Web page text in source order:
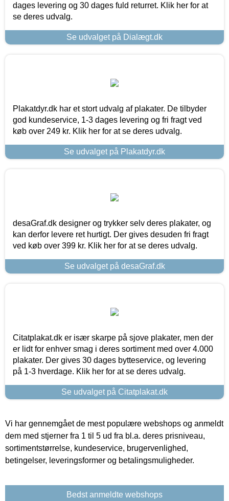
dages levering og 30 dages fuld returret. Klik her for at
se deres udvalg.
Se udvalget på Dialægt.dk
Plakatdyr.dk har et stort udvalg af plakater. De tilbyder
god kundeservice, 1-3 dages levering og fri fragt ved
køb over 249 kr. Klik her for at se deres udvalg.
Se udvalget på Plakatdyr.dk
desaGraf.dk designer og trykker selv deres plakater, og
kan derfor levere ret hurtigt. Der gives desuden fri fragt
ved køb over 399 kr. Klik her for at se deres udvalg.
Se udvalget på desaGraf.dk
Citatplakat.dk er især skarpe på sjove plakater, men der
er lidt for enhver smag i deres sortiment med over 4.000
plakater. Der gives 30 dages bytteservice, og levering
på 1-3 hverdage. Klik her for at se deres udvalg.
Se udvalget på Citatplakat.dk
Vi har gennemgået de mest populære webshops og anmeldt
dem med stjerner fra 1 til 5 ud fra bl.a. deres prisniveau,
sortimentstørrelse, kundeservice, brugervenlighed,
betingelser, leveringsformer og betalingsmuligheder.
Bedst anmeldte webshops